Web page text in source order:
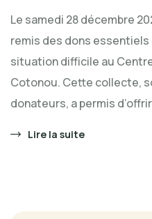
Le samedi 28 décembre
remis des dons
situation difficile au
Cotonou. Cette collecte,
donateurs, a permis
Lire la suite